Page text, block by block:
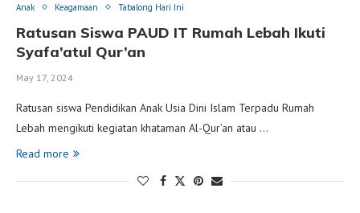
Anak Keagamaan Tabalong Hari Ini
Ratusan Siswa PAUD IT Rumah Lebah Ikuti
Syafa’atul Qur’an
May 17, 2024
Ratusan siswa Pendidikan Anak Usia Dini Islam Terpadu Rumah
Lebah mengikuti kegiatan khataman Al-Qur’an atau …
Read more